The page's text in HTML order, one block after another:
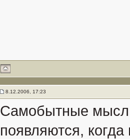
8.12.2006, 17:23
Самобытные
появляются,